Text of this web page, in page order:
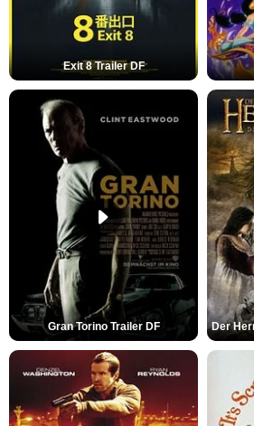
Exit 8 Trailer DF
Gran Torino Trailer DF